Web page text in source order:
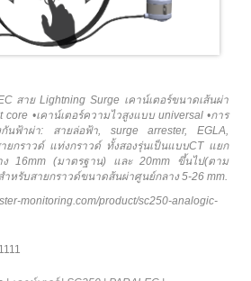
สาย Lightning Surge เคาน์เตอร์ขนาดเส้นผ่า
•เคาน์เตอร์ความไวสูงแบบ universal •การ
กันฟ้าผ่า: สายล่อฟ้า, surge arrester, EGLA,
ยกราวด์ แท่งกราวด์ ทั้งสองรุ่นเป็นแบบCT แยก
ง 16mm (มาตรฐาน) และ 20mm ขึ้นไป(ตาม
หรับสายกราวด์ขนาดส้นผ่าศูนย์กลาง 5-26 mm.
monitoring.com/product/sc250-analogic-